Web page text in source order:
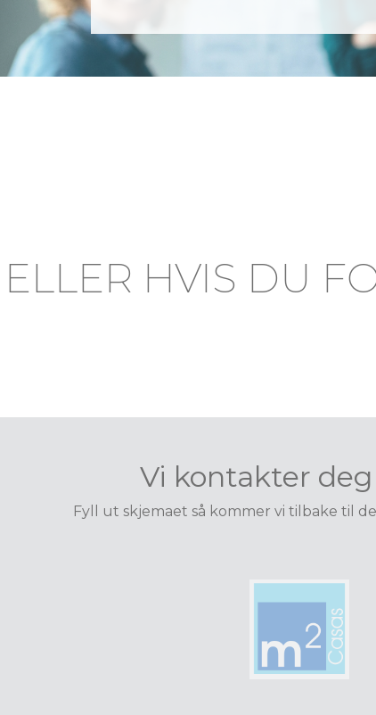
ELLER HVIS DU
Vi kontakter deg
Fyll ut skjemaet så kommer vi tilbake til